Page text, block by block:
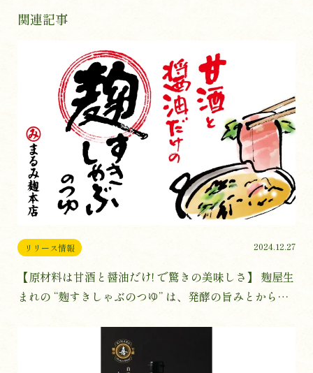
関連記事
リリース情報 2024.12.27
【原材料は甘酒と醤油だけ! で驚きの美味しさ】 麹屋生
まれの “麹すきしゃぶのつゆ” は、発酵の旨みとからだ
食販売会、再び開催決定。